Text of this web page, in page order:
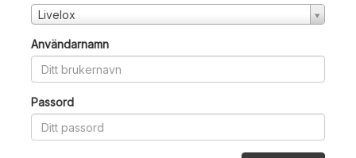
Livelox
Användarnamn
Passord